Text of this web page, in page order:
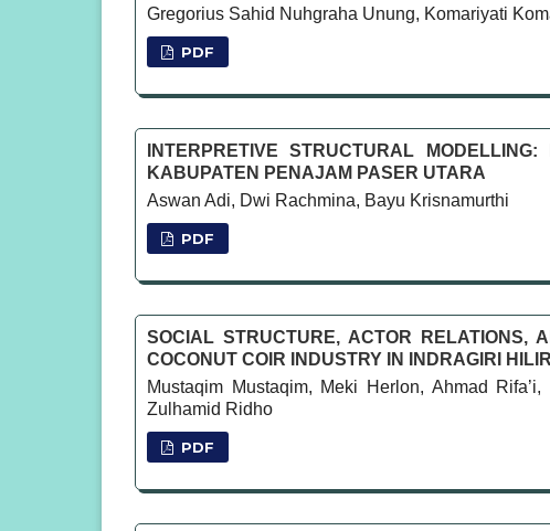
Gregorius Sahid Nuhgraha Unung, Komariyati
PDF
INTERPRETIVE STRUCTURAL
KABUPATEN PENAJAM PASER UTARA
Aswan Adi, Dwi Rachmina, Bayu Krisnamurthi
PDF
SOCIAL STRUCTURE, ACTOR RELATIONS,
COCONUT COIR INDUSTRY IN INDRAGIRI
Mustaqim Mustaqim, Meki Herlon, Ahmad
Zulhamid Ridho
PDF